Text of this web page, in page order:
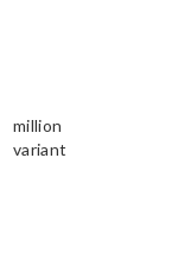
million
variant